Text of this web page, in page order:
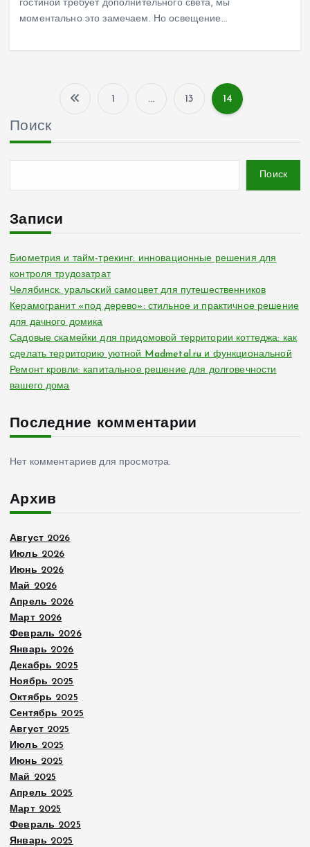
гостиной требует дополнительного света, мы
моментально это замечаем. Но освещение…
н
а
ц
и
з
а
1 … 13 14
Поиск
Поиск
Записи
Биометрия и тайм-трекинг: инновационные решения для
контроля трудозатрат
Челябинск: уральский самоцвет для путешественников
Керамогранит «под дерево»: стильное и практичное решение
для дачного домика
Садовые скамейки для придомовой территории коттеджа: как
сделать территорию уютной Madmetal.ru и функциональной
Ремонт кровли: капитальное решение для долговечности
вашего дома
Последние комментарии
Нет комментариев для просмотра.
Архив
Август 2026
Июль 2026
Июнь 2026
Май 2026
Апрель 2026
Март 2026
Февраль 2026
Январь 2026
Декабрь 2025
Ноябрь 2025
Октябрь 2025
Сентябрь 2025
Август 2025
Июль 2025
Июнь 2025
Май 2025
Апрель 2025
Март 2025
Февраль 2025
Январь 2025